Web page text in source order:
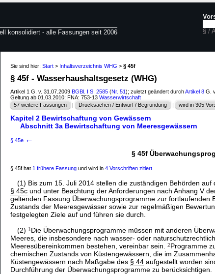
konsolidiert - alle Fassungen seit 2006 § /
Sie sind hier: Start > Inhaltsverzeichnis WHG > § 45f
§ 45f - Wasserhaushaltsgesetz (WHG)
Artikel 1 G. v. 31.07.2009 BGBl. I S. 2585 (Nr. 51); zuletzt geändert durchArtikel 8 G.
Geltung ab 01.03.2010; FNA: 753-13 Wasserwirtschaft
57 weitere Fassungen
| Drucksachen / Entwurf / Begründung | wird in 305
Kapitel 2 Bewirtschaftung von Gewässern
Abschnitt 3a Bewirtschaftung von Meeresgewässern
§ 45e ←
§ 45f
§ 45f hat 1 frühere Fassung und wird in 4 Vorschriften zitiert
(1) Bis zum 15. Juli 2014 stellen die zuständigen Behörden
§ 45c und unter Beachtung der Anforderungen nach Anhang V
geltenden Fassung Überwachungsprogramme zur fortlaufenden
Zustands der Meeresgewässer sowie zur regelmäßigen
festgelegten Ziele auf und führen sie durch.
(2) 1Die Überwachungsprogramme müssen mit anderen
Meeres, die insbesondere nach wasser- oder
Meeresübereinkommen bestehen, vereinbar sein.
2Programme
chemischen Zustands von Küstengewässern, die im
Küstengewässern nach Maßgabe des § 44 aufgestellt worden
Durchführung der Überwachungsprogramme zu berücksichtigen.